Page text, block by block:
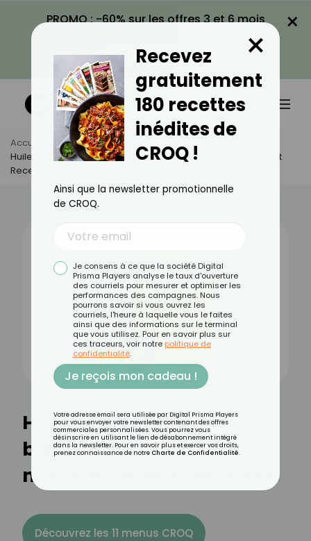
PROMO : -60% sur les offres 3 et 6 mois
VOIR LA PROMO
×
Accueil Actus
Alimentation
Huile De Pépins De Raisin : Bienfaits, Valeurs Nutritionnelles Et
Recettes
Huile de pépins de raisin :
bienfaits, valeurs
nutritionnelles et recettes
Découvrez les 11 menus CROQ
Recevez
gratuitement
180 recettes
inédites de
CROQ !
×
Ainsi que la newsletter promotionnelle
de CROQ.
Je consens à ce que la société Digital
Prisma Players analyse le taux d'ouverture
des courriels pour mesurer et optimiser les
performances des campagnes. Nous
pourrons savoir si vous ouvrez les
courriels, l'heure à laquelle vous le faites
ainsi que des informations sur le terminal
que vous utilisez. Pour en savoir plus sur
ces traceurs, voir notre politique de
confidentialité.
Je reçois mon cadeau !
Votre adresse email sera utilisée par Digital Prisma Players
pour vous envoyer votre newsletter contenant des offres
commerciales personnalisées. Vous pourrez vous
désinscrire en utilisant le lien de désabonnement intégré
dans la newsletter. Pour en savoir plus et exercer vos droits,
prenez connaissance de notre Charte de Confidentialité.